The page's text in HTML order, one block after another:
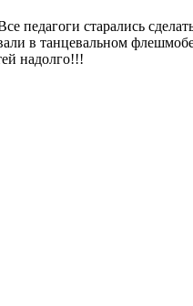
старались
в танцевальном
надолго!!!